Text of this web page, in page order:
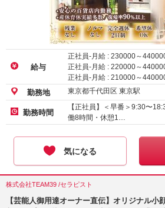
給与
正社員-月給 : 230000～
正社員-月給 : 220000～
正社員-月給 : 210000～
勤務地 東京都千代田区 東京駅
勤務時間
【正社員】＜早番＞9:30〜
働8時間・休憩1…
気になる
株式会社TEAM39 /セラピスト
【芸能人御用達オーナー直伝】オリジナル